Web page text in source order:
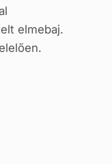
elmebaj.